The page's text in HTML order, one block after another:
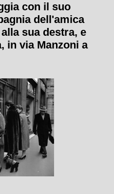
con il suo
dell'amica
sua destra, e
in via Manzoni a